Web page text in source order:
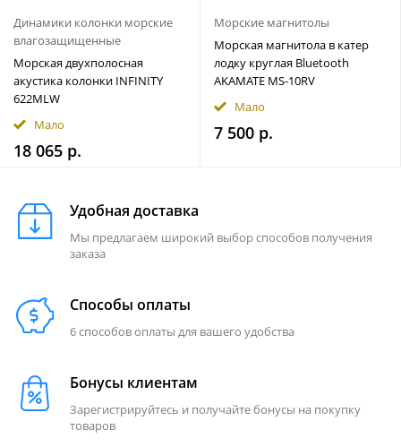
Динамики колонки морские
влагозащищенные
Морская двухполосная
акустика колонки INFINITY
622MLW
Мало
18 065 р.
Морские магнитолы
Морская магнитола в катер
лодку круглая Bluetooth
AKAMATE MS-10RV
Мало
7 500 р.
Удобная доставка
Мы предлагаем широкий выбор способов получения
заказа
Способы оплаты
6 способов оплаты для вашего удобства
Бонусы клиентам
Зарегистрируйтесь и получайте бонусы на покупку
товаров